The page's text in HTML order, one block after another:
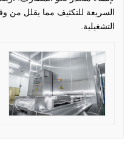
السريعة للتكثيف مما يقلل من
التشغيلية.